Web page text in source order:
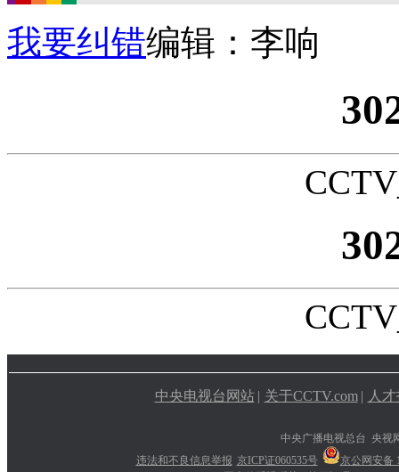
我要纠错编辑：李响
中央电视台网站 | 关于CCTV.com | 人
中央广播电视总台 央视
违法和不良信息举报 京ICP证060535号
京公网安备